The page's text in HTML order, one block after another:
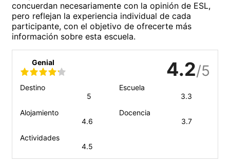
concuerdan necesariamente con la opinión de ESL,
pero reflejan la experiencia individual de cada
participante, con el objetivo de ofrecerte más
información sobre esta escuela.
Genial 4.2/5
Destino
5
Escuela
3.3
Alojamiento
4.6
Docencia
3.7
Actividades
4.5